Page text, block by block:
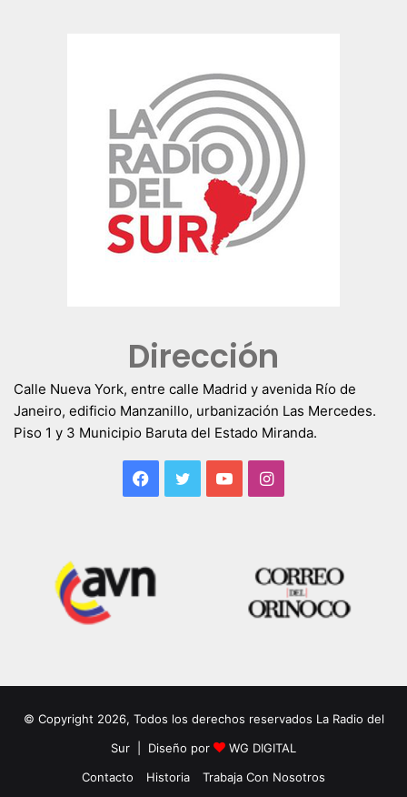
Dirección
Calle Nueva York, entre calle Madrid y avenida Río de
Janeiro, edificio Manzanillo, urbanización Las Mercedes.
Piso 1 y 3 Municipio Baruta del Estado Miranda.
Facebook
TwitterYouTubeInstagram
© Copyright 2026, Todos los derechos reservados La Radio del
Sur | Diseño por
WG DIGITAL
Contacto
Historia Trabaja Con Nosotros